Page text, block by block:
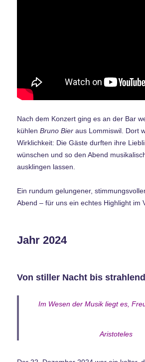
Nach dem Konzert ging es an der Bar
kühlenBruno Bier aus Lommiswil. Dort
Wirklichkeit: Die Gäste durften ihre
wünschen und so den Abend
ausklingen lassen.
Ein rundum gelungener,
Abend – für uns ein echtes Highlight im
Jahr 2024
Von stiller Nacht bis
Im Wesen der Musik liegt es,
Aristoteles